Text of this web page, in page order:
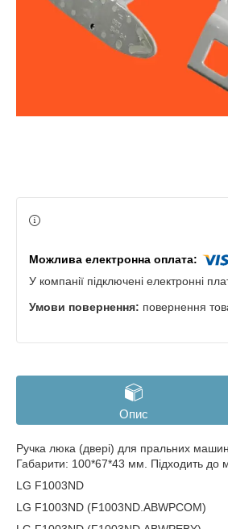
У компанії підключені електронні
повернення
Опис
Ручка люка (двері) для пральних
Габарити: 100*67*43 мм. Підходить до
LG F1003ND
LG F1003ND (F1003ND.ABWPCOM)